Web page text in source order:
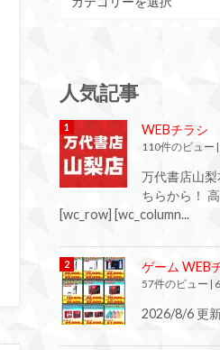
人気記事
WEBチラシ
110件のビュー |
万代書店山梨
ちらから！
[wc_row] [wc_column...
ゲーム WEB
57件のビュー |
2026/8/6 更